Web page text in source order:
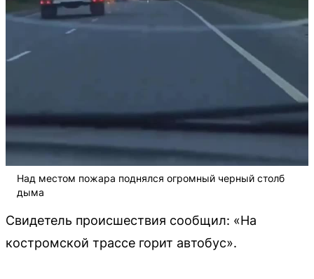
Над местом пожара поднялся огромный черный столб
дыма
Свидетель происшествия сообщил: «На
костромской трассе горит автобус».